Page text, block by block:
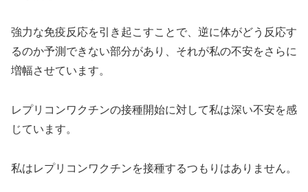
強力な免疫反応を引き起こすことで、逆に体がどう反応す
るのか予測できない部分があり、それが私の不安をさらに
増幅させています。
レプリコンワクチンの接種開始に対して私は深い不安を感
じています。
私はレプリコンワクチンを接種するつもりはありません。